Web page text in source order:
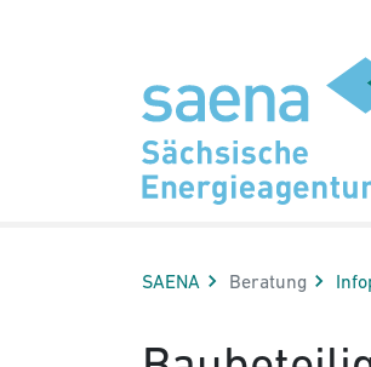
Erweiterte Navigation
SAENA Beratung